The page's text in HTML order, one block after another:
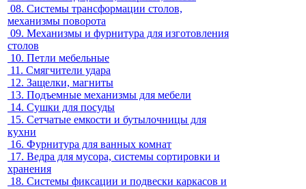
08. Системы трансформации столов,
механизмы поворота
09. Механизмы и фурнитура для изготовления
столов
10. Петли мебельные
11. Смягчители удара
12. Защелки, магниты
13. Подъемные механизмы для мебели
14. Сушки для посуды
15. Сетчатые емкости и бутылочницы для
кухни
16. Фурнитура для ванных комнат
17. Ведра для мусора, системы сортировки и
хранения
18. Системы фиксации и подвески каркасов и